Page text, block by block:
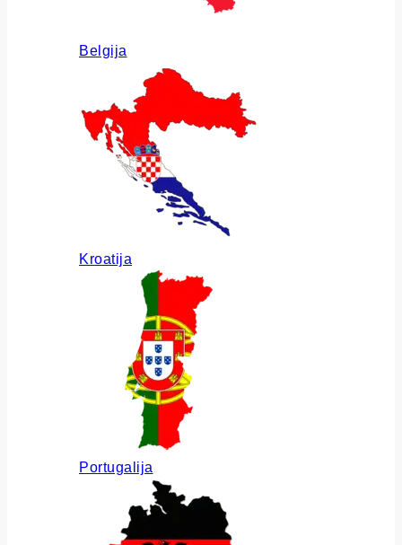
Belgija
Kroatija
Portugalija